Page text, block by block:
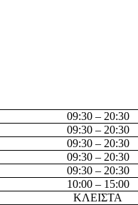
09:30 – 20:30
09:30 – 20:30
09:30 – 20:30
09:30 – 20:30
09:30 – 20:30
10:00 – 15:00
ΚΛΕΙΣΤΑ